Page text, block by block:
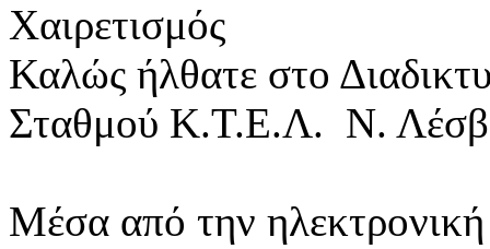
Χαιρετισμός
Καλώς ήλθατε στο
Σταθμού Κ.Τ.Ε.Λ. Ν.
Μέσα από την ηλεκτρονική